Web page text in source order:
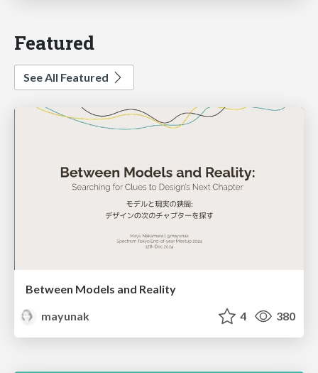
Featured
See All Featured
Between Models and Reality
mayunak
4 380